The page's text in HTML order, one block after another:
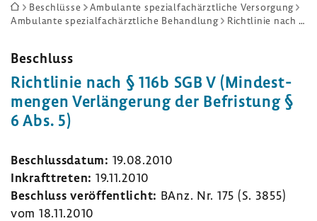
Sie
sind
Beschlüsse
Ambulante spezialfachärztliche Versorgung
Ambulante spezialfachärztliche Behandlung
Richtlinie nach § 116b SGB V (Mindestmengen Verlängerung der Befristung § 6 Abs. 5)
Beschluss
Richt­linie nach § 116b SGB V (Mindest­
mengen Verlän­ge­rung der Befris­tung §
6 Abs. 5)
Beschluss­datum: 19.08.2010
Inkraft­treten: 19.11.2010
Beschluss veröf­fent­licht: BAnz. Nr. 175 (S. 3855)
vom 18.11.2010